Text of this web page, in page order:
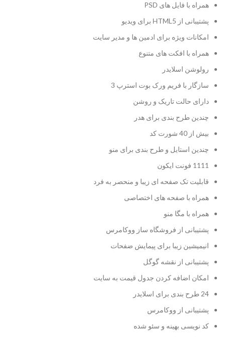
همراه با فایل های PSD
پشتیبانی از HTML5 برای ویدیو
امکانات ویژه برای ادمین ها و مدیر سایت
همراه با افکت های متنوع
رولوشن اسلایدر
سازگار با فریم ورک بوت استرپ 3
دارای حالت تاریک و روشن
چندین طرح بندی برای هدر
بیش از 40 شورت کد
چندین استایل و طرح بندی برای منو
1111 فونت ایکون
قابلیت تک صفحه ای زیبا و منحصر به فرد
همراه با صفحه های اختصاصی
همراه با مگا منو
پشتیبانی از فروشگاه ساز ووکامرس
انیمیشین زیبا برای پیمایش ضفحات
پشتیبانی از نقشه گوگل
امکان اضافه کردن جدول قیمت به سایت
24 طرح بندی برای اسلایدر
پشتیبانی از ووکامرس
کد نویسی بهینه و سئو شده